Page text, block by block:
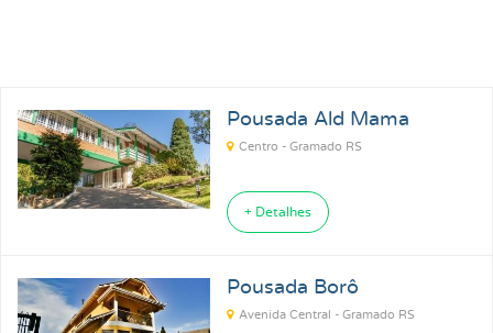
Pousada Ald Mama
Centro - Gramado RS
+ Detalhes
Pousada Borô
Avenida Central - Gramado RS